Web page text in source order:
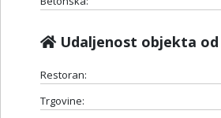
Udaljenost objekta od
Restoran:
Trgovine: